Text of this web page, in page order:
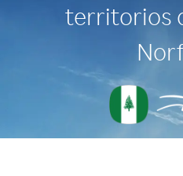
territorios